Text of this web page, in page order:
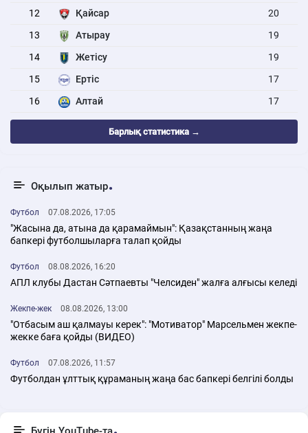
12
Қайсар
20
13
Атырау
19
14
Жетісу
19
15
Ертіс
17
16
Алтай 17
Барлық статистика →
Оқылып жатыр
Футбол 07.08.2026, 17:05
"Жасына да, атына да қарамаймын": Қазақстанның жаңа
бапкері футболшыларға талап қойды
Футбол 08.08.2026, 16:20
АПЛ клубы Дастан Сәтпаевты "Челсиден" жалға алғысы келеді
Жекпе-жек 08.08.2026, 13:00
"Отбасым аш қалмауы керек": "Мотиватор" Марсельмен жекпе-
жекке баға қойды (ВИДЕО)
Футбол 07.08.2026, 11:57
Футболдан ұлттық құраманың жаңа бас бапкері белгілі болды